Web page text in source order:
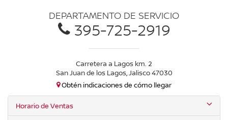
DEPARTAMENTO DE SERVICIO
395-725-2919
Carretera a Lagos km. 2
San Juan de los Lagos, Jalisco 47030
Obtén indicaciones de cómo llegar
Horario de Ventas